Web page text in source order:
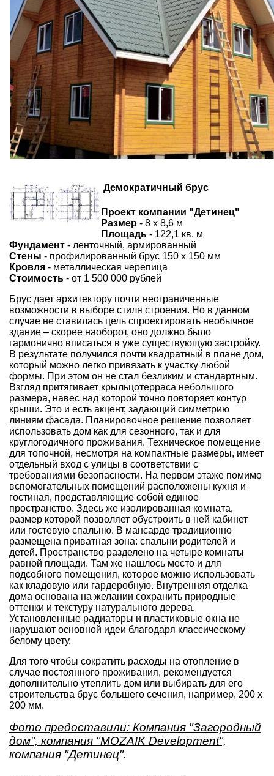
Демократичный брус
Проект компании "Детинец"
Размер - 8 х 8,6 м
Площадь - 122,1 кв. м
Фундамент - ленточный, армированный
Стены - профилированный брус 150 х 150 мм
Кровля - металлическая черепица
Стоимость - от 1 500 000 рублей
Брус дает архитектору почти неограниченные
возможности в выборе стиля строения. Но в данном
случае не ставилась цель спроектировать необычное
здание – скорее наоборот, оно должно было
гармонично вписаться в уже существующую застройку.
В результате получился почти квадратный в плане дом,
который можно легко привязать к участку любой
формы. При этом он не стал безликим и стандартным.
Взгляд притягивает крыльцотерраса небольшого
размера, навес над которой точно повторяет контур
крыши. Это и есть акцент, задающий симметрию
линиям фасада. Планировочное решение позволяет
использовать дом как для сезонного, так и для
круглогодичного проживания. Техническое помещение
для топочной, несмотря на компактные размеры, имеет
отдельный вход с улицы в соответствии с
требованиями безопасности. На первом этаже помимо
вспомогательных помещений расположены кухня и
гостиная, представляющие собой единое
пространство. Здесь же изолированная комната,
размер которой позволяет обустроить в ней кабинет
или гостевую спальню. В мансарде традиционно
размещена приватная зона: спальни родителей и
детей. Пространство разделено на четыре комнаты
равной площади. Там же нашлось место и для
подсобного помещения, которое можно использовать
как кладовую или гардеробную. Внутренняя отделка
дома основана на желании сохранить природные
оттенки и текстуру натурального дерева.
Установленные радиаторы и пластиковые окна не
нарушают основной идеи благодаря классическому
белому цвету.
Для того чтобы сократить расходы на отопление в
случае постоянного проживания, рекомендуется
дополнительно утеплить дом или выбирать для его
строительства брус большего сечения, например, 200 х
200 мм.
Фото предоставили: Компания "Загородный
дом", компания "MOZAIK Development",
компания "Детинец".